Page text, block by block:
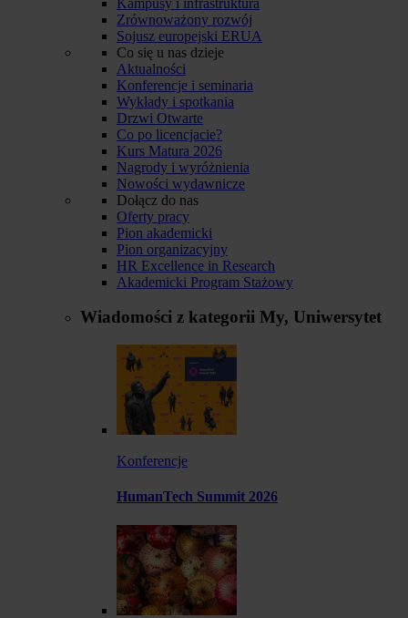
Zrównoważony rozwój
Sojusz europejski ERUA
Co się u nas dzieje
Aktualności
Konferencje i seminaria
Wykłady i spotkania
Drzwi Otwarte
Co po licencjacie?
Kurs Matura 2026
Nagrody i wyróżnienia
Nowości wydawnicze
Dołącz do nas
Oferty pracy
Pion akademicki
Pion organizacyjny
HR Excellence in Research
Akademicki Program Stażowy
Wiadomości z kategorii My, Uniwersytet
Konferencje
HumanTech Summit 2026